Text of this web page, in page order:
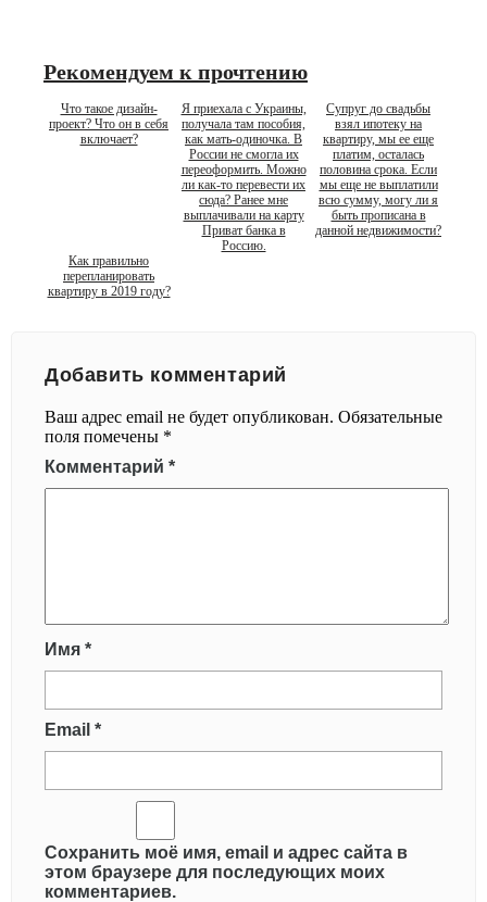
Рекомендуем к прочтению
Что такое дизайн-
проект? Что он в себя
включает?
Я приехала с Украины,
получала там пособия,
как мать-одиночка. В
России не смогла их
переоформить. Можно
ли как-то перевести их
сюда? Ранее мне
выплачивали на карту
Приват банка в
Россию.
Супруг до свадьбы
взял ипотеку на
квартиру, мы ее еще
платим, осталась
половина срока. Если
мы еще не выплатили
всю сумму, могу ли я
быть прописана в
данной недвижимости?
Как правильно
перепланировать
квартиру в 2019 году?
Добавить комментарий
Ваш адрес email не будет опубликован. Обязательные
поля помечены *
Комментарий *
Имя *
Email *
Сохранить моё имя, email и адрес сайта в
этом браузере для последующих моих
комментариев.